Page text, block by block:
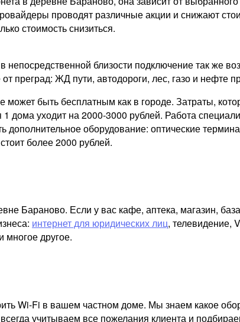
проводят различные акции и снижают
стоимость снизиться.
близости подключение так же
от преград: ЖД пути, автодороги, лес, газо и нефте
может быть бесплатным как в городе. Затраты,
уходит на 2000-3000 рублей. Работа
дополнительное оборудование: оптические
более 2000 рублей.
Бараново. Если у вас кафе, аптека, магазин,
интернет для юридических лиц, телевидение,
и многое другое.
Wi-Fi в вашем частном доме. Мы знаем какое
учитываем все пожелания клиента и